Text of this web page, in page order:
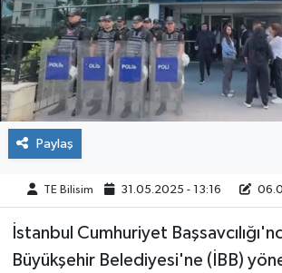
Paylaş
TE Bilisim 31.05.2025 - 13:16
İstanbul Cumhuriyet
Büyükşehir Belediyesi'ne (İBB)